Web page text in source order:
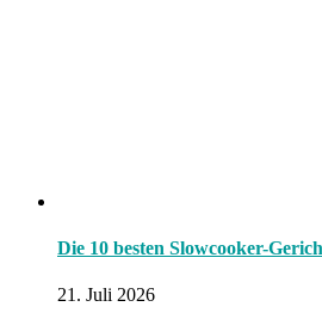
Die 10 besten Slowcooker-
21. Juli 2026